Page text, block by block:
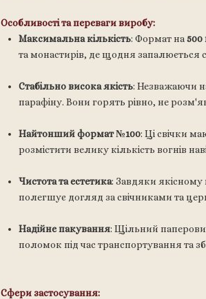
Особливості та переваги виробу:
Максимальна кількість: Формат на
та монастирів, де щодня запалюється
Стабільно висока якість: Незважаючи
парафіну. Вони горять рівно, не
Найтонший формат №100: Ці свічки
розмістити велику кількість вогнів
Чистота та естетика: Завдяки якісному
полегшує догляд за свічниками та
Надійне пакування: Щільний
поломок під час транспортування та
Сфери застосування: